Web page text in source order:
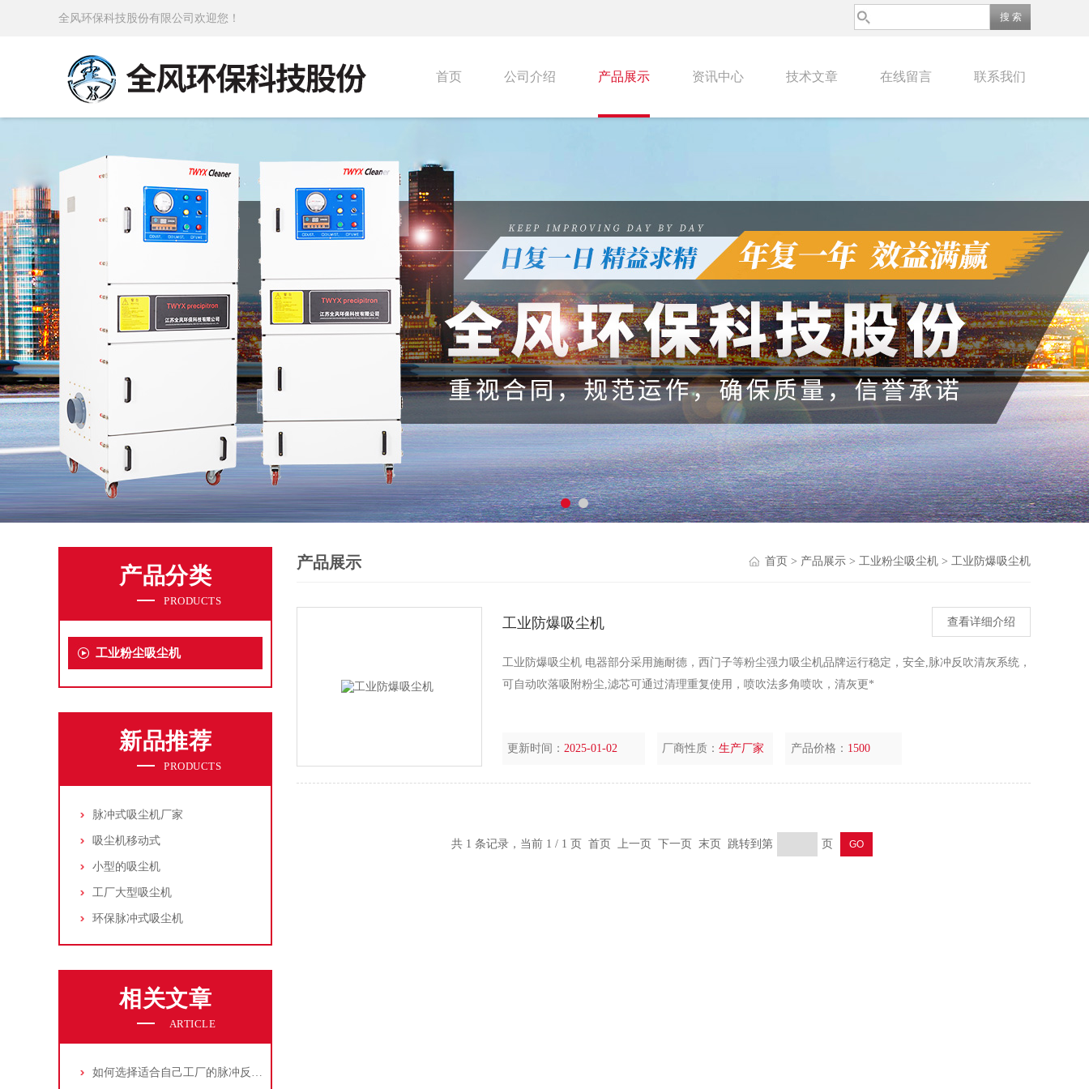
全风环保科技股份有限公司欢迎您！
首页 公司介绍 产品展示 资讯中心 技术文章 在线留言 联系我们
产品分类
PRODUCTS
工业粉尘吸尘机
新品推荐
PRODUCTS
脉冲式吸尘机厂家
吸尘机移动式
小型的吸尘机
工厂大型吸尘机
环保脉冲式吸尘机
相关文章
ARTICLE
如何选择适合自己工厂的脉冲反吹工业集尘器
产品展示 首页 > 产品展示 > 工业粉尘吸尘机 > 工业防爆吸尘机
工业防爆吸尘机 查看详细介绍
工业防爆吸尘机 电器部分采用施耐德，西门子等粉尘强力吸尘机品牌运行稳定，安全,脉冲反吹清灰系统，
可自动吹落吸附粉尘,滤芯可通过清理重复使用，喷吹法多角喷吹，清灰更*
更新时间：2025-01-02 厂商性质：生产厂家 产品价格： 1500
共 1 条记录，当前 1 / 1 页 首页 上一页 下一页 末页 跳转到第 页